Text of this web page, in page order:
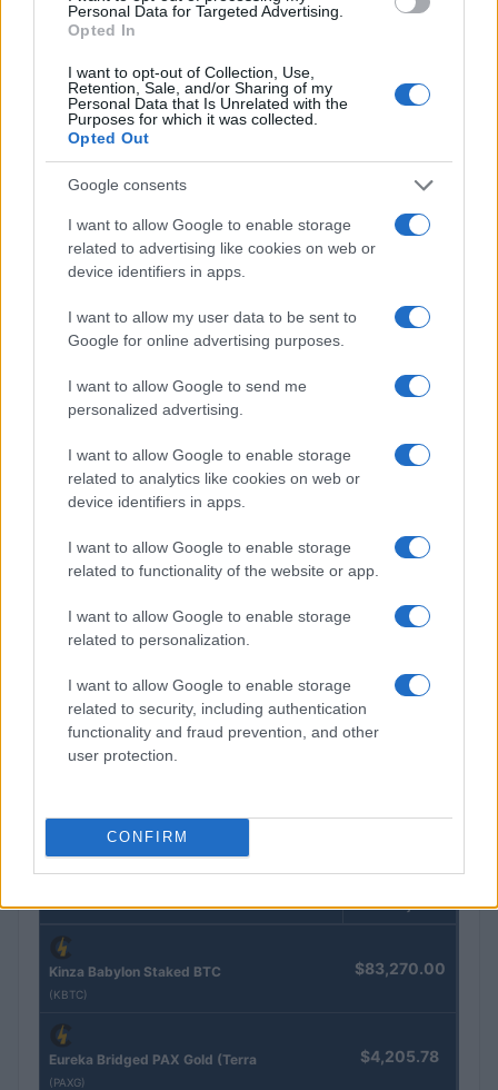
Personal Data for Targeted Advertising.
Opted In
I want to opt-out of Collection, Use,
Retention, Sale, and/or Sharing of my
Personal Data that Is Unrelated with the
Purposes for which it was collected.
Opted Out
Google consents
I want to allow Google to enable storage
related to advertising like cookies on web or
device identifiers in apps.
I want to allow my user data to be sent to
Google for online advertising purposes.
I want to allow Google to send me
personalized advertising.
I want to allow Google to enable storage
related to analytics like cookies on web or
device identifiers in apps.
I want to allow Google to enable storage
related to functionality of the website or app.
I want to allow Google to enable storage
related to personalization.
I want to allow Google to enable storage
related to security, including authentication
functionality and fraud prevention, and other
user protection.
CONFIRM
INVESTIMENTOS
Renda Fixa em Julho de 2026: Debêntures IPCA+ Sobressaem
Bruno Costa · 10 ago 2026
INVESTIMENTOS
Crescimento de 131% nos investimentos imobiliários em São
Paulo entre 2026 e 2026
Rafael Oliveira · 8 ago 2026
Nome Preço
Kinza Babylon Staked BTC
(KBTC)
$83,270.00
Eureka Bridged PAX Gold (Terra
(PAXG)
$4,205.78